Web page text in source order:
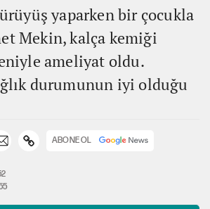
yaparken bir çocukla
Mekin, kalça kemiği
ameliyat oldu.
durumunun iyi olduğu
ABONE OL